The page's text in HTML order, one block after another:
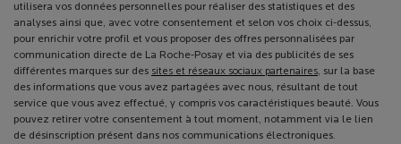
utilisera vos données personnelles pour réaliser des statistiques et des
analyses ainsi que, avec votre consentement et selon vos choix ci-dessus,
pour enrichir votre profil et vous proposer des offres personnalisées par
communication directe de La Roche-Posay et via des publicités de ses
différentes marques sur des sites et réseaux sociaux partenaires, sur la base
des informations que vous avez partagées avec nous, résultant de tout
service que vous avez effectué, y compris vos caractéristiques beauté. Vous
pouvez retirer votre consentement à tout moment, notamment via le lien
de désinscription présent dans nos communications électroniques.